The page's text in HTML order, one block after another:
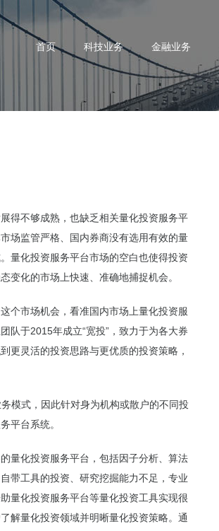
首页 科技业务 金融业务
得不够成熟，也缺乏相关量化投资服务平
场监管严格、国内券商没有选用有效的量
量化投资服务平台市场的空白也使得投资
变化的市场上快速、准确地捕捉机会。
个市场机会，看准国内市场上量化投资服
队于2015年成立“宽投”，致力于为各大券
更灵活的投资思路与更优质的投资策略，
模式，因此针对身为机构或散户的不同投
平台系统。
量化投资服务平台，包括因子分析、算法
带工具的投资、研究挖掘能力不足，专业
量化投资服务平台等量化投资工具实现很
解量化投资领域并明晰量化投资策略。通